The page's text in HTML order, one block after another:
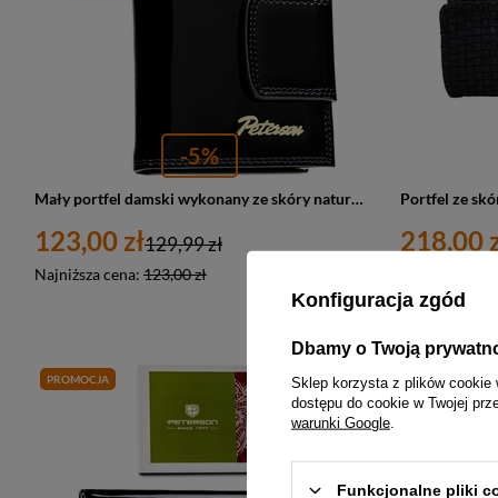
-5%
Mały portfel damski wykonany ze skóry naturalnej w czarno-złotym kolorze wyposażony w system RFID - Peterson
123,00 zł
Najniższa cena: 123,00 zł
129,99 zł 218,00
PROMOCJA PROMOCJA
Konfiguracja zgód
Dbamy o Twoją
Sklep korzysta z plików cookie
dostępu do cookie w Twojej
warunki Google
Funkcjonalne pliki